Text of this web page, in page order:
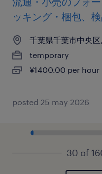
ッキング・梱包、
千葉県千葉市中央
temporary
¥1400.00 per hour
posted 25 may 2026
30 of